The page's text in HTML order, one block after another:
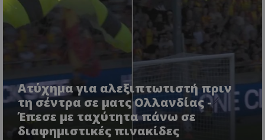
Ατύχημα για αλεξιπτωτιστή πριν
τη σέντρα σε ματς Ολλανδίας -
Έπεσε με ταχύτητα πάνω σε
διαφημιστικές πινακίδες